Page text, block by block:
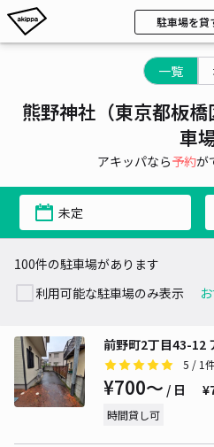
駐車場を貸
一覧
熊野神社（東京都板
車
アキッパなら予約が
未定
100件の駐車場があります
利用可能な駐車場のみ表示
前野町2丁目43-12
5 / 1
¥700〜 / 日
時間貸し可